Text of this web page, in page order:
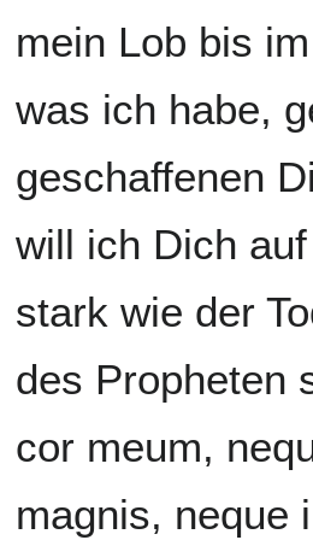
mein Lob bis
was ich habe,
geschaffenen
will ich Dich
stark wie der
des Propheten
cor meum,
magnis, neque